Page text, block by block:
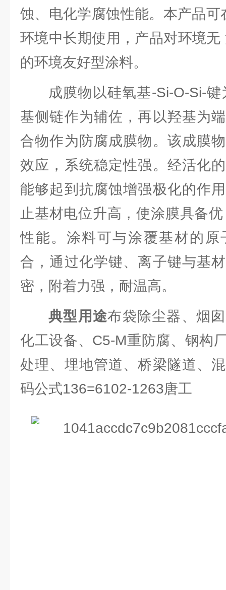
蚀、电化学腐蚀性能。本产品
环境中长期使用，产品对环境
的环境友好型涂料。
成膜物以硅氧基-Si-O-Si-
基侧链作为辅佐，再以羟基为
合物作为防腐成膜物。该成膜
效应，系统稳定性强。经活化
能够起到抗腐蚀增强极化的作
止基材电位升高，使涂膜具备
性能。涂料可与涂覆基材的原
合，通过化学键、离子键与基
密，附着力强，耐温高。
典型用途布袋除尘器、烟
化工设备、C5-M重防腐、钢构
处理、埋地管道、桥梁隧道、
码公式136=6102-1263唐工